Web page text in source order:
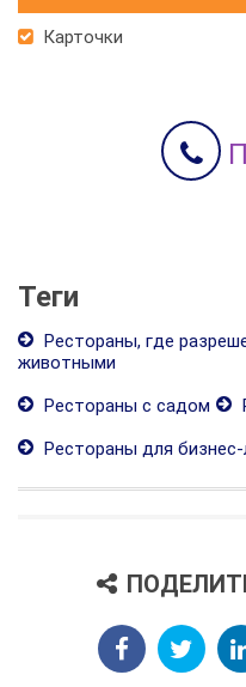
Карточки
Теги
Рестораны, где
животными
Рестораны с садом
Рестораны для бизнес-